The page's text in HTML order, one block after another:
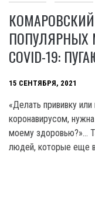
ПОПУЛЯРНЫХ
COVID-19:
15 СЕНТЯБРЯ, 2021
«Делать прививку
коронавирусом,
моему здоровью?»…
людей, которые еще в